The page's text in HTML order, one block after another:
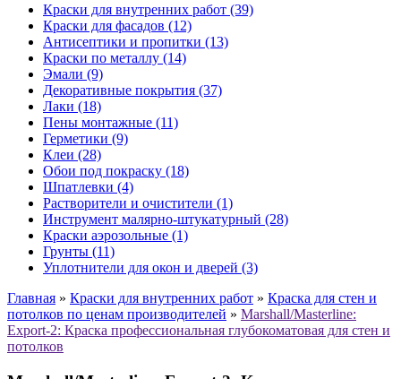
Краски для внутренних работ (39)
Краски для фасадов (12)
Антисептики и пропитки (13)
Краски по металлу (14)
Эмали (9)
Декоративные покрытия (37)
Лаки (18)
Пены монтажные (11)
Герметики (9)
Клеи (28)
Обои под покраску (18)
Шпатлевки (4)
Растворители и очистители (1)
Инструмент малярно-штукатурный (28)
Краски аэрозольные (1)
Грунты (11)
Уплотнители для окон и дверей (3)
Главная » Краски для внутренних работ » Краска для стен и
потолков по ценам производителей » Marshall/Masterline:
Export-2: Краска профессиональная глубокоматовая для стен и
потолков